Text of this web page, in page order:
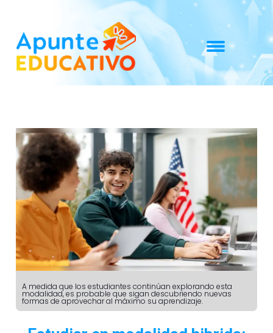
A medida que los estudiantes continúan explorando esta
modalidad, es probable que sigan descubriendo nuevas
formas de aprovechar al máximo su aprendizaje.